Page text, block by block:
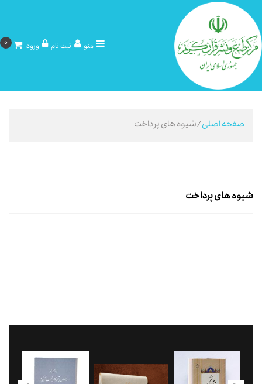
0 ورود ثبت نام منو
صفحه اصلی/شیوه های پرداخت
شیوه های پرداخت